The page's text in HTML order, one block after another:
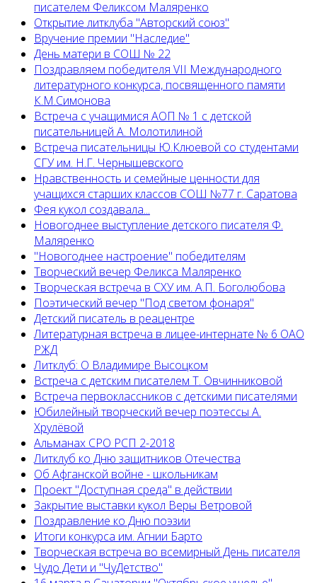
писателем Феликсом Маляренко
Открытие литклуба "Авторский союз"
Вручение премии "Наследие"
День матери в СОШ № 22
Поздравляем победителя VII Международного
литературного конкурса, посвященного памяти
К.М.Симонова
Встреча с учащимися АОП № 1 с детской
писательницей А. Молотилиной
Встреча писательницы Ю.Клюевой со студентами
СГУ им. Н.Г. Чернышевского
Нравственность и семейные ценности для
учащихся старших классов СОШ №77 г. Саратова
Фея кукол создавала...
Новогоднее выступление детского писателя Ф.
Маляренко
"Новогоднее настроение" победителям
Творческий вечер Феликса Маляренко
Творческая встреча в СХУ им. А.П. Боголюбова
Поэтический вечер "Под светом фонаря"
Детский писатель в реацентре
Литературная встреча в лицее-интернате № 6 ОАО
РЖД
Литклуб: О Владимире Высоцком
Встреча с детским писателем Т. Овчинниковой
Встреча первоклассников с детскими писателями
Юбилейный творческий вечер поэтессы А.
Хрулёвой
Альманах СРО РСП 2-2018
Литклуб ко Дню защитников Отечества
Об Афганской войне - школьникам
Проект "Доступная среда" в действии
Закрытие выставки кукол Веры Ветровой
Поздравление ко Дню поэзии
Итоги конкурса им. Агнии Барто
Творческая встреча во всемирный День писателя
Чудо Дети и "ЧуДетство"